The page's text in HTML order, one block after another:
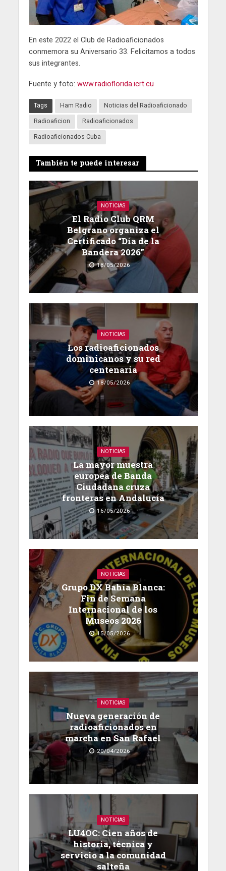
En este 2022 el Club de Radioaficionados
conmemora su Aniversario 33. Felicitamos a todos
sus integrantes.
Fuente y foto: www.radioflorida.icrt.cu
Tags Ham Radio
Noticias del Radioaficionado
Radioaficion
Radioaficionados
Radioaficionados Cuba
También te puede interesar
NOTICIAS
El Radio Club QRM
Belgrano organiza el
Certificado “Día de la
Bandera 2026”
18/05/2026
NOTICIAS
Los radioaficionados
dominicanos y su red
centenaria
18/05/2026
NOTICIAS
La mayor muestra
europea de Banda
Ciudadana cruza
fronteras en Andalucía
16/05/2026
NOTICIAS
Grupo DX Bahía Blanca:
Fin de Semana
Internacional de los
Museos 2026
15/05/2026
NOTICIAS
Nueva generación de
radioaficionados en
marcha en San Rafael
20/04/2026
NOTICIAS
LU4OC: Cien años de
historia, técnica y
servicio a la comunidad
salteña